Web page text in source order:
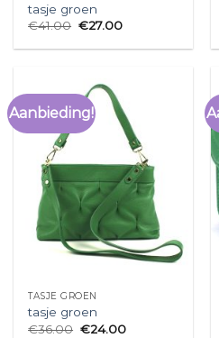
tasje groen
€41.00 €27.00
Aanbieding!
TASJE GROEN
tasje groen
€36.00 €24.00